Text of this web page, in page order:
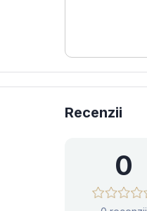
Recenzii
0